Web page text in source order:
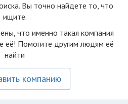
Вы точно найдете то, что
ищите.
что именно такая компания
её! Помогите другим людям её
найти
компанию